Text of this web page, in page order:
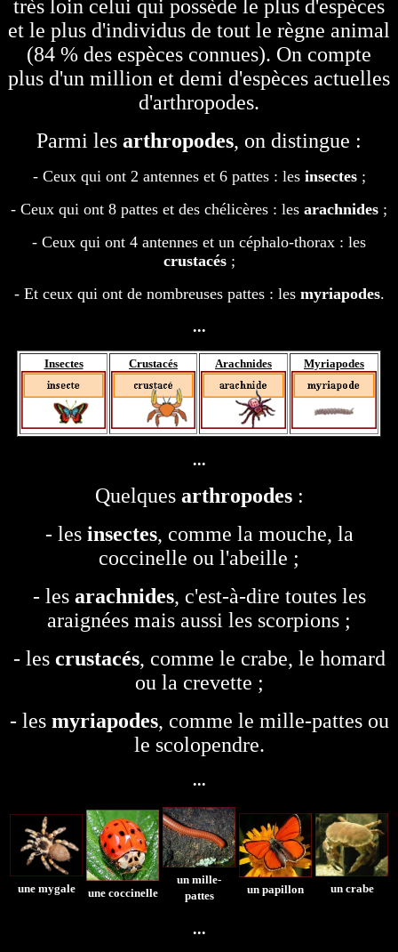
très loin celui qui possède le plus d'espèces
et le plus d'individus de tout le règne animal
(84 % des espèces connues). On compte
plus d'un million et demi d'espèces actuelles
d'arthropodes.
Parmi les arthropodes, on distingue :
- Ceux qui ont 2 antennes et 6 pattes : les insectes;
- Ceux qui ont 8 pattes et des chélicères : les arachnides ;
- Ceux qui ont 4 antennes et un céphalo-thorax : les
crustacés;
- Et ceux qui ont de nombreuses pattes : les myriapodes.
...
Insectes Crustacés Arachnides Myriapodes
...
Quelques arthropodes:
- les insectes, comme la mouche, la
coccinelle ou l'abeille ;
- les arachnides, c'est-à-dire toutes les
araignées mais aussi les scorpions ;
- les crustacés, comme le crabe, le homard
ou la crevette ;
- les myriapodes, comme le mille-pattes ou
le scolopendre.
...
une mygale une coccinelle
un mille-
pattes
un papillon un crabe
...